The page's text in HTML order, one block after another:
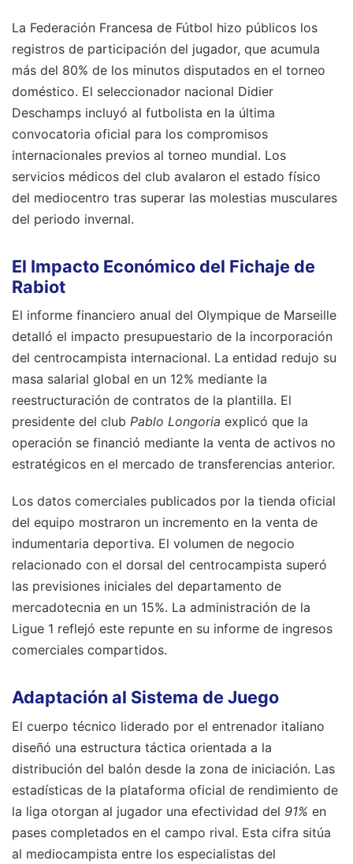
La Federación Francesa de Fútbol hizo públicos los
registros de participación del jugador, que acumula
más del 80% de los minutos disputados en el torneo
doméstico. El seleccionador nacional Didier
Deschamps incluyó al futbolista en la última
convocatoria oficial para los compromisos
internacionales previos al torneo mundial. Los
servicios médicos del club avalaron el estado físico
del mediocentro tras superar las molestias musculares
del periodo invernal.
El Impacto Económico del Fichaje de
Rabiot
El informe financiero anual del Olympique de Marseille
detalló el impacto presupuestario de la incorporación
del centrocampista internacional. La entidad redujo su
masa salarial global en un 12% mediante la
reestructuración de contratos de la plantilla. El
presidente del club Pablo Longoria explicó que la
operación se financió mediante la venta de activos no
estratégicos en el mercado de transferencias anterior.
Los datos comerciales publicados por la tienda oficial
del equipo mostraron un incremento en la venta de
indumentaria deportiva. El volumen de negocio
relacionado con el dorsal del centrocampista superó
las previsiones iniciales del departamento de
mercadotecnia en un 15%. La administración de la
Ligue 1 reflejó este repunte en su informe de ingresos
comerciales compartidos.
Adaptación al Sistema de Juego
El cuerpo técnico liderado por el entrenador italiano
diseñó una estructura táctica orientada a la
distribución del balón desde la zona de iniciación. Las
estadísticas de la plataforma oficial de rendimiento de
la liga otorgan al jugador una efectividad del 91% en
pases completados en el campo rival. Esta cifra sitúa
al mediocampista entre los especialistas del